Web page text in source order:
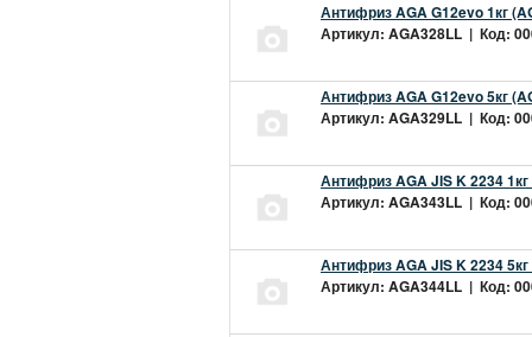
Антифриз AGA G12evo 1кг
Артикул: AGA328LL | Код:
Антифриз AGA G12evo 5кг
Артикул: AGA329LL | Код:
Антифриз AGA JIS K 2234
Артикул: AGA343LL | Код:
Антифриз AGA JIS K 2234
Артикул: AGA344LL | Код: